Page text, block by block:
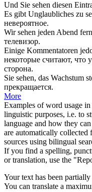
Und Sie sehen diesen
Es gibt Unglaubliches zu
невероятное.
Wirsehen jeden Abend
телевизор.
Einige Kommentatoren
некоторые считают, что
сторона.
Sie sehen, das Wachstum
прекращается.
More
Examples of word usage
linguistic purposes, i.e. to
language and how they
are automatically
sources using bilingual
If you find a spelling,
or translation, use the
Your text has been partially
You can translate a